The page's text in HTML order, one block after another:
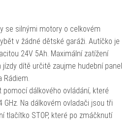
se silnými motory o celkovém
v žádné dětské garáži. Autíčko je
24V 5Ah. Maximální zatížení
jízdy dítě určitě zaujme hudební panel
Rádiem.
dálkového ovládání, které
GHz. Na dálkovém ovladači jsou tři
tlačítko STOP, které po zmáčknutí